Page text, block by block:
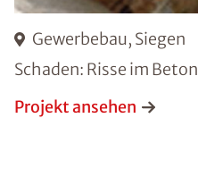
Gewerbebau, Siegen
Schaden: Risse im Beton
Projekt ansehen